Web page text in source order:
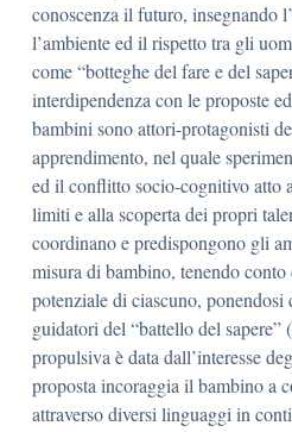
conoscenza il futuro, insegnando
l’ambiente ed il rispetto tra gli
come “botteghe del fare e del
interdipendenza con le proposte
bambini sono attori-protagonisti
apprendimento, nel quale
ed il conflitto socio-cognitivo atto
limiti e alla scoperta dei propri
coordinano e predispongono gli
misura di bambino, tenendo
potenziale di ciascuno,
guidatori del “battello del sapere”
propulsiva è data dall’interesse
proposta incoraggia il bambino a
attraverso diversi linguaggi in